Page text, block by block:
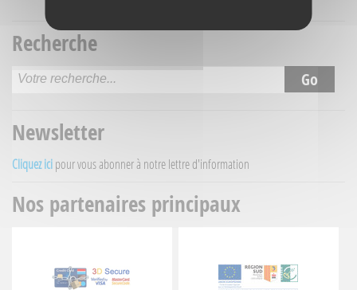
Recherche
Newsletter
Cliquez ici pour vous abonner à notre lettre d'information
Nos partenaires principaux